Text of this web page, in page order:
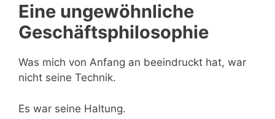
Eine ungewöhnliche
Geschäftsphilosophie
Was mich von Anfang an beeindruckt hat, war
nicht seine Technik.
Es war seine Haltung.